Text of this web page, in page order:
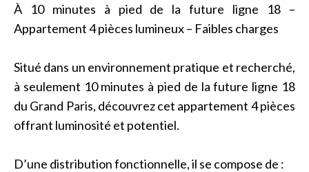
À 10 minutes à pied de la future ligne 18 –
Appartement 4 pièces lumineux – Faibles charges
Situé dans un environnement pratique et recherché,
à seulement 10 minutes à pied de la future ligne 18
du Grand Paris, découvrez cet appartement 4 pièces
offrant luminosité et potentiel.
D’une distribution fonctionnelle, il se compose de :